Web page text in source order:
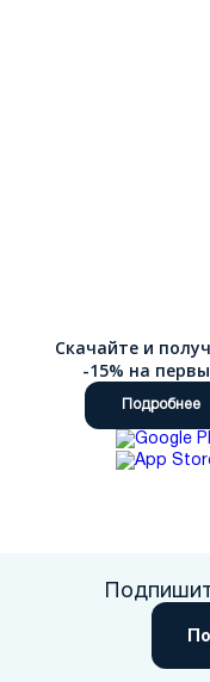
Скачайте и
-15% на
Подробнее